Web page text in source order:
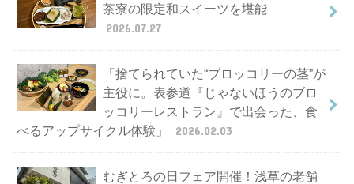
茶寮の限定和スイーツを堪能
2026.07.27
「捨てられていた“ブロッコリーの茎”が
主役に。表参道『じゃないほうのブロ
ッコリーレストラン』で出会った、食
べるアップサイクル体験」
2026.02.03
むぎとろの日フェア開催！浅草の老舗